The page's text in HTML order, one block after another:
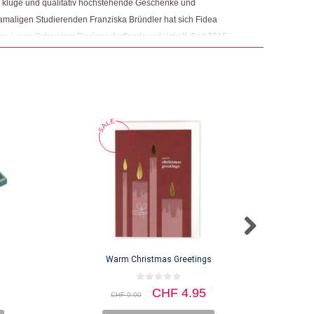
und qualitativ hochstehende Geschenke und
Studierenden Franziska Bründler hat sich Fidea
junge Schweizer Designschaffende entwickelt. Seit 2015
zudem eigene Designschaffende und entwirft auch
Warm Christmas Greetings
v
CHF9.90
Ursprünglicher
CHF 4.95Aktueller